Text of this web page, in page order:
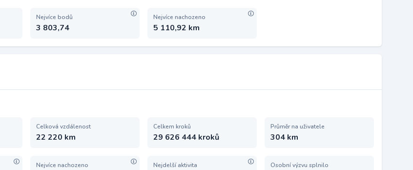
Nejvíce bodů
3 803,74
Nejvíce nachozeno
5 110,92 km
Celková vzdálenost
22 220 km
Celkem kroků
29 626 444 kroků
Průměr na uživatele
304 km
Nejvíce nachozeno Nejdelší aktivita Osobní výzvu splnilo